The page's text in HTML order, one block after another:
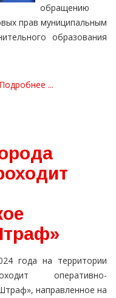
обращению
прав муниципальным
образования
Подробнее ...
года на территории
оперативно-
направленное на